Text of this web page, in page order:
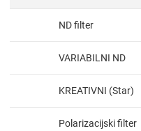
ND filter
VARIABILNI ND
KREATIVNI (Star)
Polarizacijski filter